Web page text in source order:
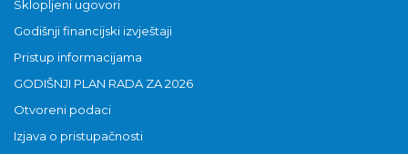
Sklopljeni ugovori
Godišnji financijski izvještaji
Pristup informacijama
GODIŠNJI PLAN RADA ZA 2026
Otvoreni podaci
Izjava o pristupačnosti